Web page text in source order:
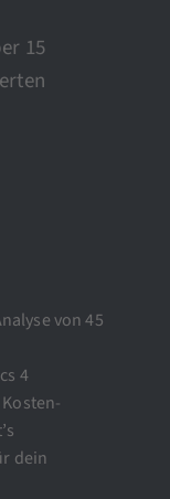
15
von 45
4
dein